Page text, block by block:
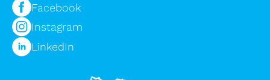
Facebook
Instagram
LinkedIn